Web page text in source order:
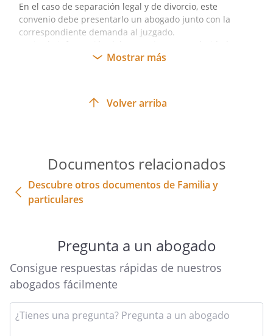
Firma: El cónyuge
_________________________________
_________________________________
En el caso de separación legal y de divorcio, este
convenio debe presentarlo un abogado junto con la
correspondiente demanda al juzgado.
Revisa la información del convenio con regularidad en
Rocket Lawyer, especialmente por si pudiera haber algún
contenido del mismo o del anexo 1.
Mostrar más
Volver arriba
Documentos relacionados
Descubre otros documentos de Familia y
particulares
Pregunta a un abogado
Consigue respuestas rápidas de nuestros
abogados fácilmente